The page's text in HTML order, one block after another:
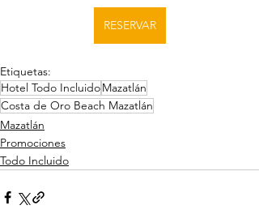
RESERVAR
Etiquetas:
Hotel Todo IncluidoMazatlán
Costa de Oro Beach Mazatlán
Mazatlán
Promociones
Todo Incluido